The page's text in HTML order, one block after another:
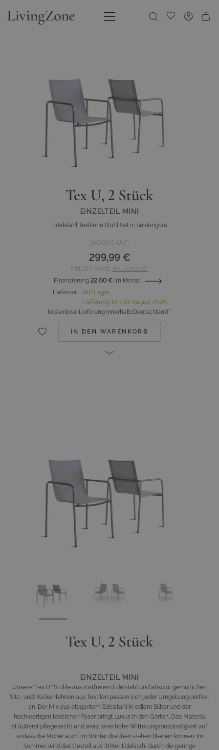
Meine Wunschliste
Tex U, 2 Stück
EINZELTEIL MINI
Edelstahl Textilene Stuhl Set in Seidengrau
349,99 €UVP
299,99 €
inkl. 19% MwSt. inkl. Versand*
Finanzierung 22,00 € im Monat
Lieferzeit:
Auf Lager,
Lieferung: 14. - 18. August 2026
kostenlose Lieferung innerhalb Deutschland**
IN DEN WARENKORB
Tex U, 2 Stück
EINZELTEIL MINI
Unsere "Tex U" Stühle aus rostfreiem Edelstahl und absolut gemütlichen
Sitz- und Rückenlehnen aus Textilen passen sich jeder Umgebung perfekt
an. Der Mix aus elegantem Edelstahl in edlem Silber und der
hochwertigen textilenen Faser bringt Luxus in den Garten. Das Material
ist äußerst pflegeleicht und weist eine hohe Witterungsbeständigkeit auf,
sodass die Möbel auch im Winter draußen stehen bleiben können. Im
Sommer wird das Gestell aus 304er Edelstahl durch die geringe